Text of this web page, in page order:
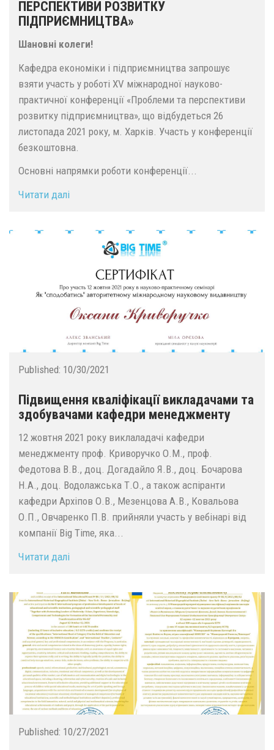
ПЕРСПЕКТИВИ РОЗВИТКУ
ПІДПРИЄМНИЦТВА»
Шановні колеги!
Кафедра економіки і підприємництва запрошує
взяти участь у роботі ХV міжнародної науково-
практичної конференції «Проблеми та перспективи
розвитку підприємництва», що відбудеться 26
листопада 2021 року, м. Харків. Участь у конференції
безкоштовна.
Основні напрямки роботи конференції...
Читати далі
Published: 10/30/2021
Підвищення кваліфікації викладачами та
здобувачами кафедри менеджменту
12 жовтня 2021 року виклаладачі кафедри
менеджменту проф. Криворучко О.М., проф.
Федотова В.В., доц. Догадайло Я.В., доц. Бочарова
Н.А., доц. Водолажська Т.О., а також аспіранти
кафедри Архіпов О.В., Мезенцова А.В., Ковальова
О.П., Овчаренко П.В. прийняли участь у вебінарі від
компанії Big Time, яка...
Читати далі
Published: 10/27/2021